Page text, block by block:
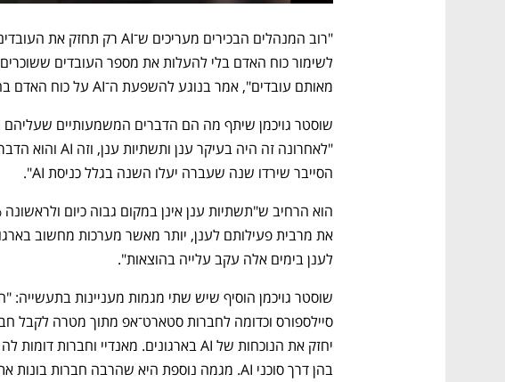
מאותם עובדים", אמר בנוגע להשפעת ה־AI על כוח האדם בחברות.
הסייבר שירדו שנה שעברה יעלו השנה בגלל כניסת AI".
לענן בימים אלה עקב עלייה בהוצאות".